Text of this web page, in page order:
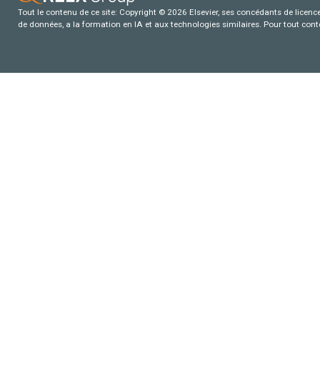
Tout le contenu de ce site: Copyright © 2026 Elsevier, ses concédants de
de données, a la formation en IA et aux technologies similaires. Pour tout